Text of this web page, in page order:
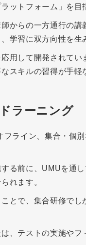
ットフォーム」を目
からの一方通行の
学習に双方向性を生
用して開発されて
スキルの習得が手軽
ラーニング
フライン、集合・個
る前に、UMUを通
れます。
とで、集合研修で
、テストの実施や